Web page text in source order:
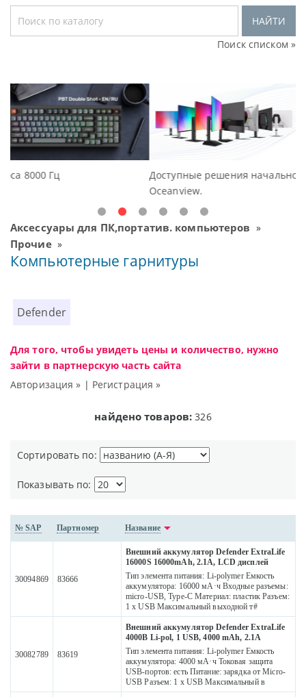
НАЙТИ
Поиск списком »
Доступные решения начального уровня, новые
Аксессуары для ПК,портатив. компьютеров »
Прочие»
Компьютерные гарнитуры
Defender
Для того, чтобы увидеть цены и количество, нужно
зайти в партнерскую часть сайта
Авторизация » | Регистрация »
найдено товаров: 326
Сортировать по:
Показывать по:
№ SAP Партномер Название
30094869 83666
Внешний аккумулятор Defender ExtraLife
16000S 16000mAh, 2.1A, LCD дисплей
Тип элемента питания: Li-polymer Емкость
аккумулятора: 16000 мА·ч Входные разъемы:
micro-USB, Type-C Материал: пластик Разъем:
1 x USB Максимальный выходной т#
30082789 83619
Внешний аккумулятор Defender ExtraLife
4000B Li-pol, 1 USB, 4000 mAh, 2.1A
Тип элемента питания: Li-polymer Емкость
аккумулятора: 4000 мА·ч Токовая защита
USB-портов: есть Питание: зарядка от Micro-
USB Разъем: 1 x USB Максимальный в